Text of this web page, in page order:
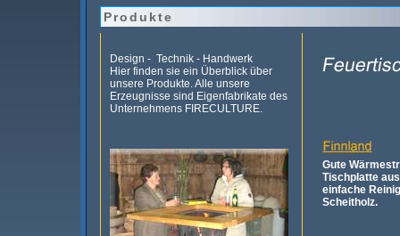
Produkte
Design - Technik - Handwerk
Hier finden sie ein Überblick über
unsere Produkte. Alle unsere
Erzeugnisse sind Eigenfabrikate des
Unternehmens FIRECULTURE.
Gute
Tischplatte
einfache
Scheitholz.